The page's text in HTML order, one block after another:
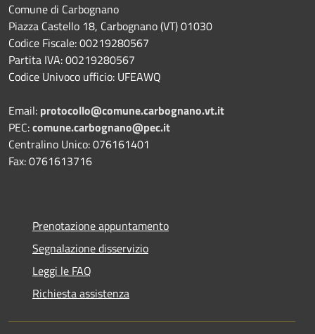
Comune di Carbognano
Piazza Castello 18, Carbognano (VT) 01030
Codice Fiscale: 00219280567
Partita IVA: 00219280567
Codice Univoco ufficio: UFEAWQ
Email: protocollo@comune.carbognano.vt.it
PEC:comune.carbognano@pec.it
Centralino Unico: 076161401
Fax: 0761613716
Prenotazione appuntamento
Segnalazione disservizio
Leggi le FAQ
Richiesta assistenza